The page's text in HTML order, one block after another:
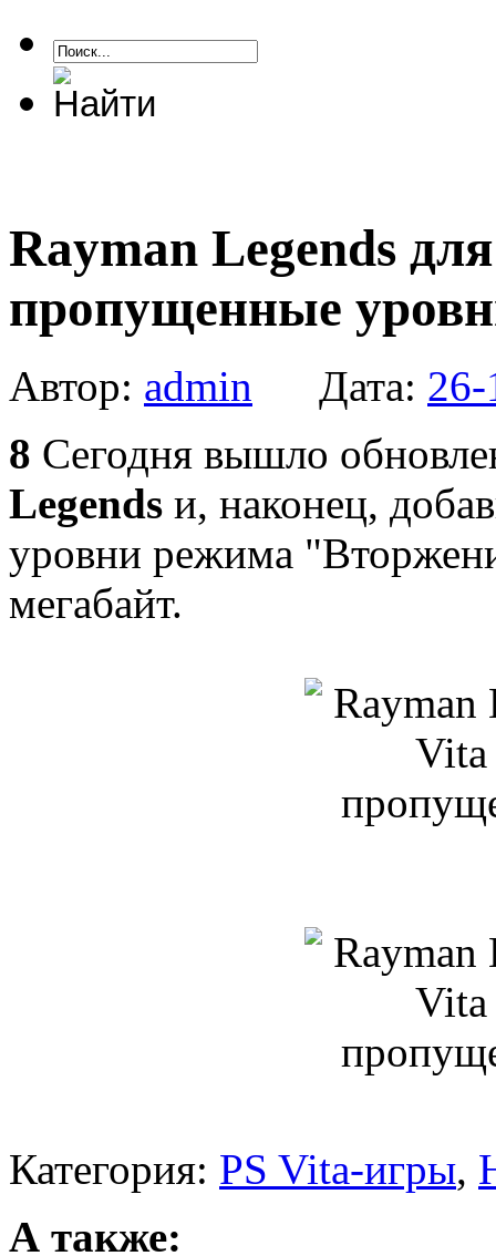
Rayman Legends
пропущенные
Автор: admin Дата:
8 Сегодня вышло
Legends и, наконец,
уровни режима
мегабайт.
Категория: PS Vita-игры,
А также: